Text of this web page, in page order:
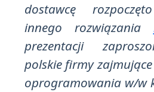
dostawcę
innego rozwiązania
prezentacji
polskie firmy
oprogramowania w/w